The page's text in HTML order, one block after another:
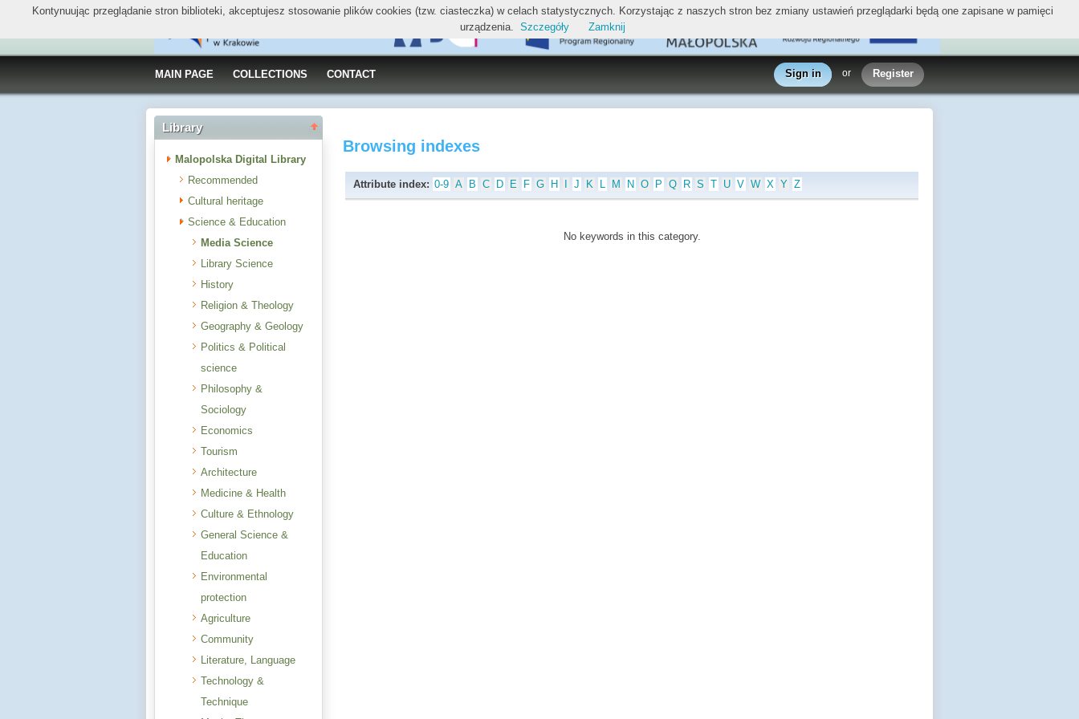
MAIN PAGE COLLECTIONS CONTACT Sign in or Register
Library
Malopolska Digital Library
Recommended
Cultural heritage
Science & Education
Media Science
Library Science
History
Religion & Theology
Geography & Geology
Politics & Political
science
Philosophy &
Sociology
Economics
Tourism
Architecture
Medicine & Health
Culture & Ethnology
General Science &
Education
Environmental
protection
Agriculture
Community
Literature, Language
Technology &
Technique
Browsing indexes
Attribute index: 0-9 A B C D E F G H J K L M N O P Q R S T U V W X Y Z
No keywords in this category.
Kontynuując przeglądanie stron biblioteki, akceptujesz stosowanie plików cookies (tzw. ciasteczka) w celach statystycznych. Korzystając z naszych stron bez zmiany ustawień przeglądarki będą one zapisane w pamięci
urządzenia. Szczegóły Zamknij